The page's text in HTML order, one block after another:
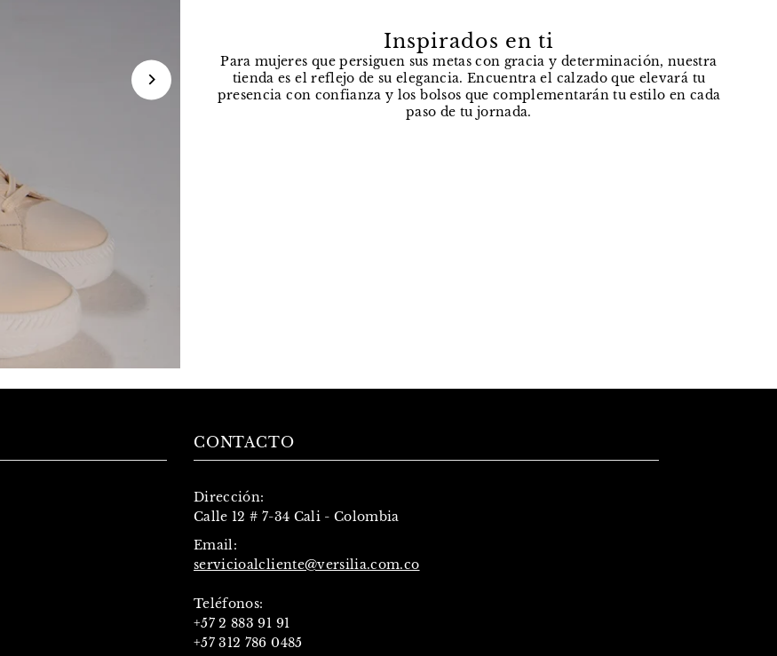
Inspirados en ti
Para mujeres que persiguen sus metas con gracia y determinación, nuestra
tienda es el reflejo de su elegancia. Encuentra el calzado que elevará tu
presencia con confianza y los bolsos que complementarán tu estilo en cada
paso de tu jornada.
CONTACTO
Dirección:
Calle 12 # 7-34 Cali - Colombia
Email:
servicioalcliente@versilia.com.co
Teléfonos:
+57 2 883 91 91
+57 312 786 0485